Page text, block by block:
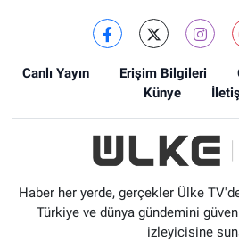
Canlı Yayın Erişim Bilgileri
Künye
Haber her yerde, gerçekler Ülke
Türkiye ve dünya gündemini
izleyicisine